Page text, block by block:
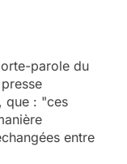
parole du
que : "ces
entre